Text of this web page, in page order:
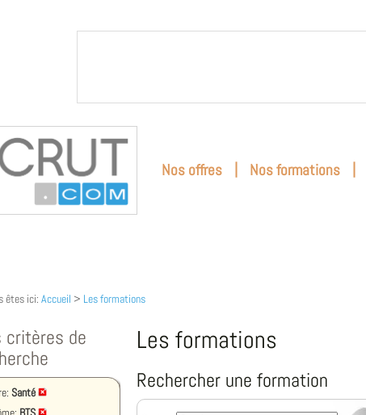
Nos offres | Nos formations |
êtes ici: Accueil > Les formations
critères de
Santé
Les formations
Rechercher une formation